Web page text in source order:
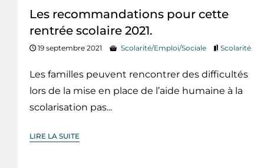
Les recommandations pour cette
rentrée scolaire 2021.
19 septembre 2021 Scolarité/Emploi/Sociale Scolarité
Les familles peuvent rencontrer des difficultés
lors de la mise en place de l’aide humaine à la
scolarisation pas...
LIRE LA SUITE